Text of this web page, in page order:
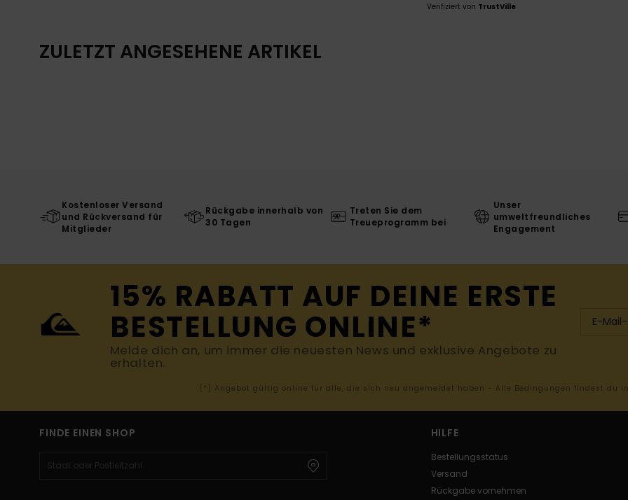
Verifiziert von TrustVille
ZULETZT ANGESEHENE ARTIKEL
Kostenloser Versand
und Rückversand für
Mitglieder
Rückgabe innerhalb von
30 Tagen
Treten Sie dem
Treueprogramm bei
Unser
umweltfreundliches
Engagement
15% RABATT AUF DEINE ERSTE
BESTELLUNG ONLINE*
Melde dich an, um immer die neuesten News und exklusive Angebote zu
erhalten.
(*) Angebot gültig online für alle, die sich neu angemeldet haben - Alle Bedingungen findest du
FINDE EINEN SHOP HILFE
Bestellungsstatus
Versand
Rückgabe vornehmen